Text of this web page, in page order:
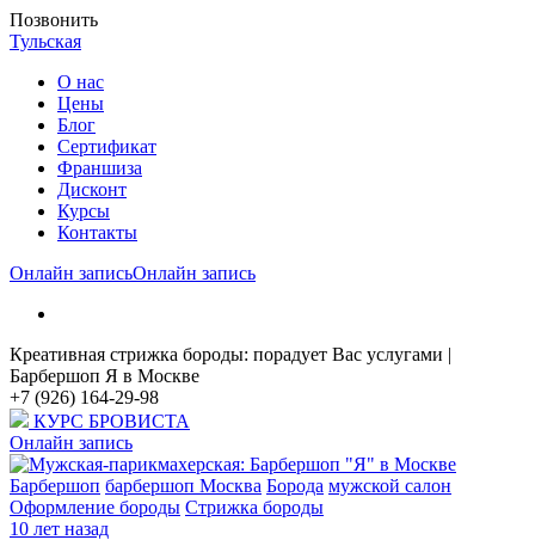
Позвонить
Тульская
О нас
Цены
Блог
Cертификат
Франшиза
Дисконт
Курсы
Контакты
Онлайн записьОнлайн запись
Креативная стрижка бороды: порадует Вас услугами |
Барбершоп Я в Москве
+7 (926) 164-29-98
КУРС БРОВИСТА
Онлайн запись
Барбершоп барбершоп Москва Борода мужской салон
Оформление бороды Стрижка бороды
10 лет назад